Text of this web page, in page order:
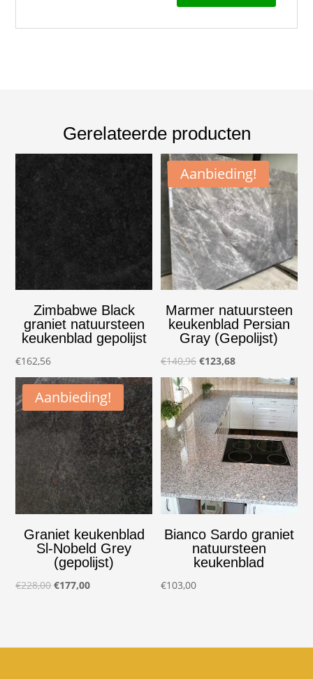
Gerelateerde producten
Zimbabwe Black
graniet natuursteen
keukenblad gepolijst
€162,56
Aanbieding!
Marmer natuursteen
keukenblad Persian
Gray (Gepolijst)
€140,96 Oorspronkelijke
prijs
was:
€140,96.
€123,68Huidige
prijs
is:
€123,68.
Aanbieding!
Graniet keukenblad
Sl-Nobeld Grey
(gepolijst)
€228,00Oorspronkelijke
€177,00Huidige
Bianco Sardo graniet
natuursteen
keukenblad
€103,00